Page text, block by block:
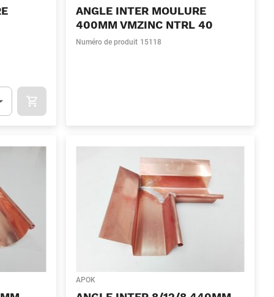
APOK.CATEGORY.PRODUCTS.CART.ADDTOCART
ANGLE INTER MOULURE
400MM VMZINC NTRL 40
Numéro de produit 15118
APOK